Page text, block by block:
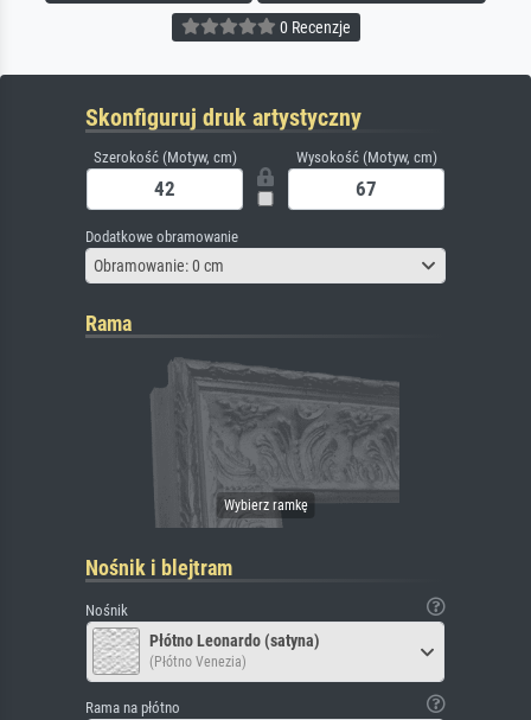
0 Recenzje
Skonfiguruj druk artystyczny
Szerokość (Motyw, cm) Wysokość (Motyw, cm)
Dodatkowe obramowanie
Obramowanie: 0 cm
Rama
Nośnik i blejtram
Nośnik
Płótno Leonardo (satyna)
(Płótno Venezia)
Rama na płótno